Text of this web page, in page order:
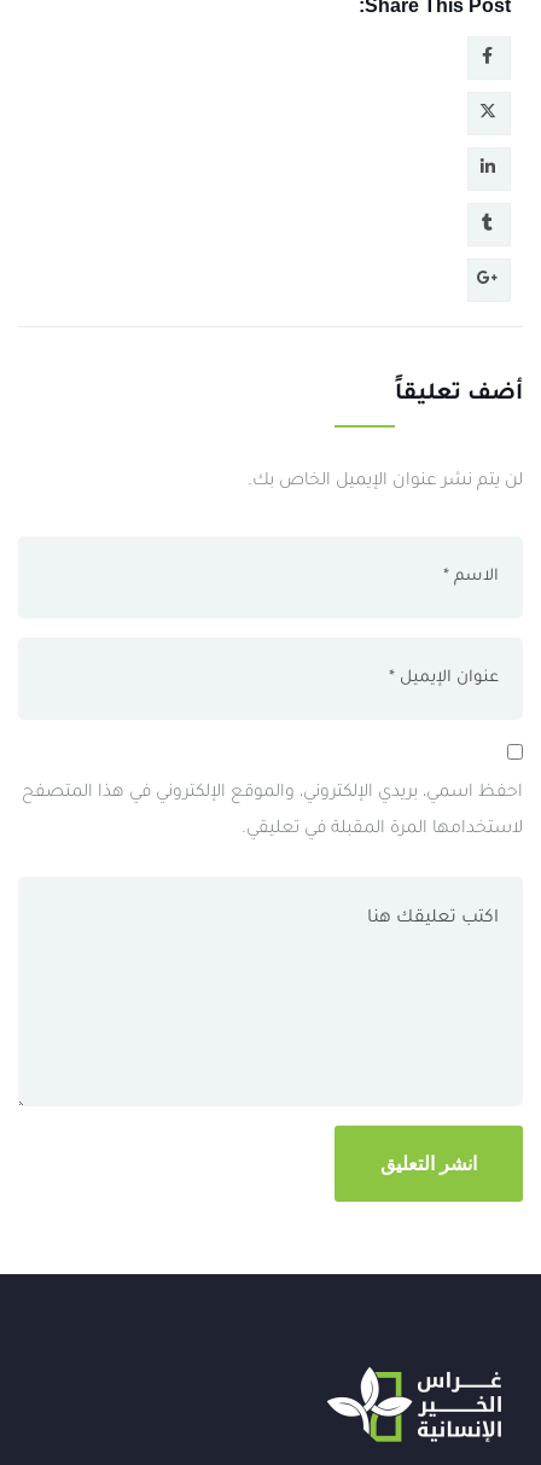
Share This Post:
أضف تعليقاً
لن يتم نشر عنوان الإيميل الخاص بك.
احفظ اسمي، بريدي الإلكتروني، والموقع الإلكتروني في هذا المتصفح
لاستخدامها المرة المقبلة في تعليقي.